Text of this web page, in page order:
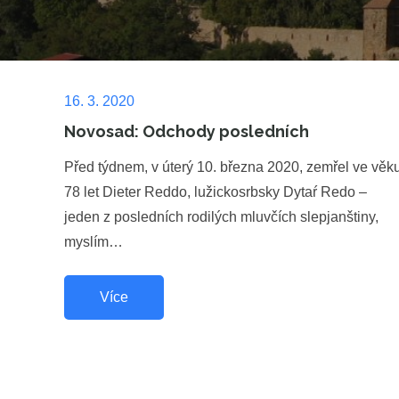
Posted
on
16. 3. 2020
Novosad: Odchody posledních
Před týdnem, v úterý 10. března 2020, zemřel ve
78 let Dieter Reddo, lužickosrbsky Dytaŕ Redo –
jeden z posledních rodilých mluvčích slepjanštiny,
myslím…
Více